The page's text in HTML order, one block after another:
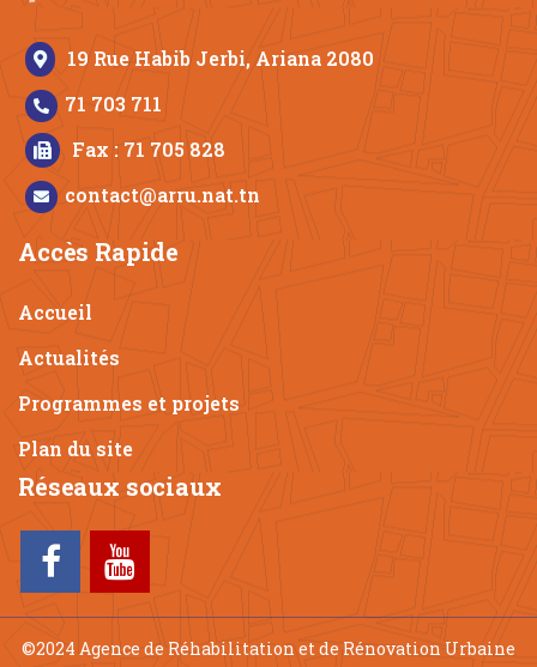
19 Rue Habib Jerbi, Ariana 2080
71 703 711
Fax : 71 705 828
contact@arru.nat.tn
Accès Rapide
Accueil
Actualités
Programmes et projets
Plan du site
Réseaux sociaux
©2024 Agence de Réhabilitation et de Rénovation Urbaine